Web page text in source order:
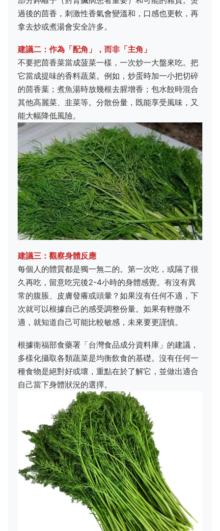
過後的茴香，刺激性香氣會變溫和，口感也更軟，再
拿去炒或煮湯會安全許多。
建議二：作為「配角」，而非「主角」
不要把茴香菜當成菠菜一樣，一次炒一大盤來吃。把
它當成提味的香料蔬菜。例如，炒蛋時加一小把切碎
的茴香葉；煮魚湯時放幾根去腥增香；包水餃時混合
其他高麗菜、韭菜等。分散份量，既能享受風味，又
能大幅降低風險。
建議三：觀察身體反應
每個人的體質都是獨一無二的。第一次吃，或隔了很
久再吃，留意吃完後2-4小時的身體感覺。有沒有異
常的腹脹、皮膚發癢或頭暈？如果沒有任何不適，下
次就可以根據自己的感受調整份量。如果有輕微不
適，就知道自己可能比較敏感，未來要更謹慎。
根據衛福部食藥署「台灣食品成分資料庫」的建議，
多樣化攝取各類蔬菜是均衡飲食的基礎。沒有任何一
種食物是絕對好或壞，重點在於了解它，並做出適合
自己當下身體狀況的選擇。